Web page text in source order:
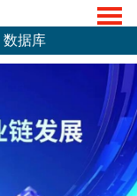
数据库